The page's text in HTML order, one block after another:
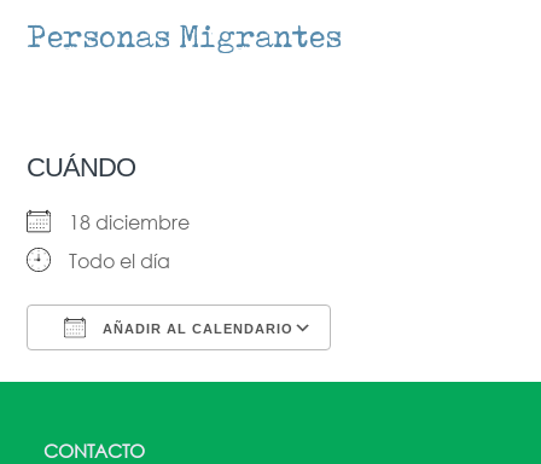
Personas Migrantes
CUÁNDO
18 diciembre
Todo el día
AÑADIR AL CALENDARIO
CONTACTO